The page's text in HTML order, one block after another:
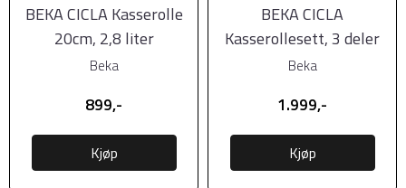
BEKA CICLA Kasserolle
20cm, 2,8 liter
Beka
899,-
Kjøp
BEKA CICLA
Kasserollesett, 3 deler
(1,5l, 2,0l, 2,8l)
Beka
1.999,-
Kjøp